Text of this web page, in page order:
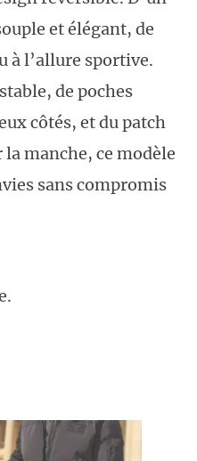
et élégant, de
à l’allure sportive.
de poches
côtés, et du patch
manche, ce modèle
sans compromis